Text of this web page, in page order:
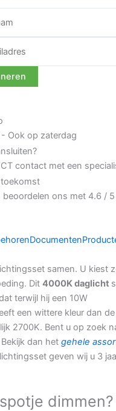
Ook op zaterdag
contact met een
ons met 4.6 / 5
Documenten
samen. U kiest
Dit 4000K daglicht
terwijl hij een 10W
een wittere kleur dan de
2700K. Bent u op zoek
dan het gehele
geven wij u 3
dimmen?